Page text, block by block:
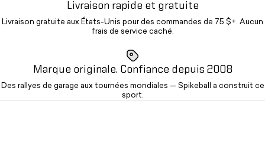
Livraison rapide et gratuite
Livraison gratuite aux États-Unis pour des commandes de 75 $+. Aucun
frais de service caché.
Marque originale. Confiance depuis 2008
Des rallyes de garage aux tournées mondiales — Spikeball a construit ce
sport.